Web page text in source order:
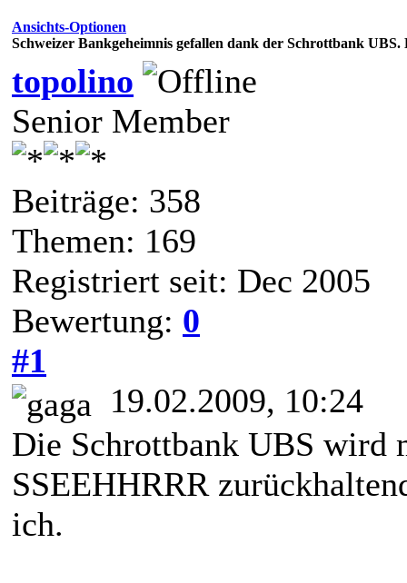
Ansichts-Optionen
Schweizer Bankgeheimnis gefallen dank der Schrottbank
topolino
Senior Member
Beiträge: 358
Themen: 169
Registriert seit: Dec 2005
Bewertung: 0
#1
19.02.2009, 10:24
Die Schrottbank UBS wird
SSEEHHRRR
ich.